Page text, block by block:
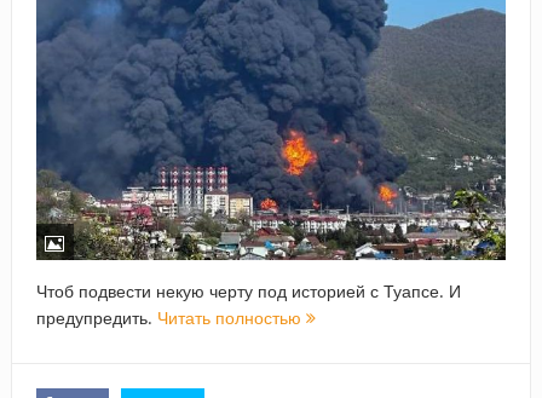
Чтоб подвести некую черту под историей с Туапсе. И
предупредить. Читать полностью